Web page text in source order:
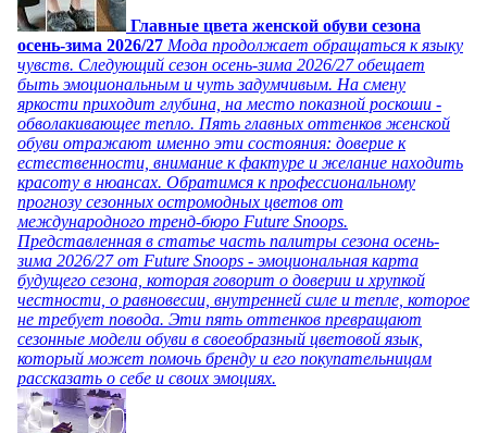
Главные цвета женской обуви сезона
осень-зима 2026/27 Мода продолжает обращаться к языку
чувств. Следующий сезон осень-зима 2026/27 обещает
быть эмоциональным и чуть задумчивым. На смену
яркости приходит глубина, на место показной роскоши -
обволакивающее тепло. Пять главных оттенков женской
обуви отражают именно эти состояния: доверие к
естественности, внимание к фактуре и желание находить
красоту в нюансах. Обратимся к профессиональному
прогнозу сезонных остромодных цветов от
международного тренд-бюро Future Snoops.
Представленная в статье часть палитры сезона осень-
зима 2026/27 от Future Snoops - эмоциональная карта
будущего сезона, которая говорит о доверии и хрупкой
честности, о равновесии, внутренней силе и тепле, которое
не требует повода. Эти пять оттенков превращают
сезонные модели обуви в своеобразный цветовой язык,
который может помочь бренду и его покупательницам
рассказать о себе и своих эмоциях.